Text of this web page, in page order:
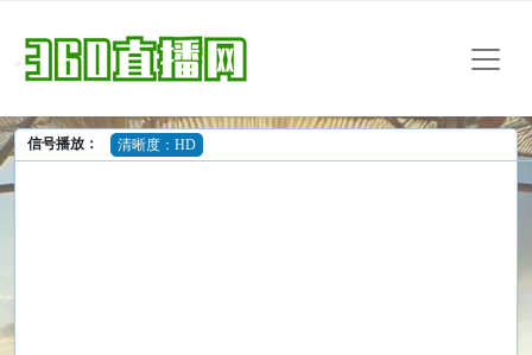
信号播放： 清晰度：HD